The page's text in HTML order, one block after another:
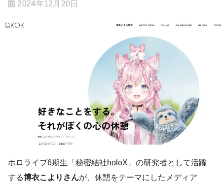
2024年12月20日
ホロライブ6期生「秘密結社holoX」の研究者として活躍
する博衣こよりさんが、休憩をテーマにしたメディア